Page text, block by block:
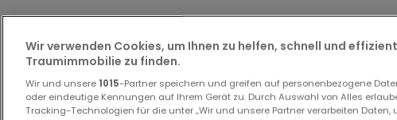
Wir verwenden Cookies, um Ihnen zu helfen, schnell und
Traumimmobilie zu finden.
Wir und unsere 1015-Partner speichern und greifen auf personenbezogene
oder eindeutige Kennungen auf Ihrem Gerät zu. Durch Auswahl von Alles
Tracking-Technologien für die unter „Wir und unsere Partner verarbeiten Daten,